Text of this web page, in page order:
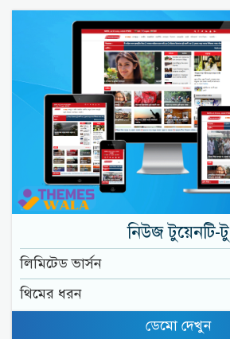
নিউজ টুয়েনটি-টু
লিমিটেড ভার্সন
থিমের ধরন
ডেমো দেখুন